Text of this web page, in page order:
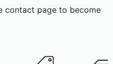
contact page to become